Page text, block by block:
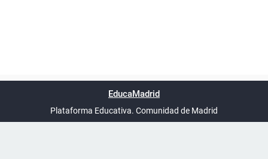
UTC+02:00
phpBB España
EducaMadrid
Plataforma Educativa. Comunidad de Madrid